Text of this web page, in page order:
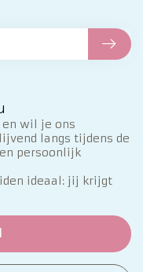
en wil je ons
langs tijdens de
persoonlijk
ideaal: jij krijgt